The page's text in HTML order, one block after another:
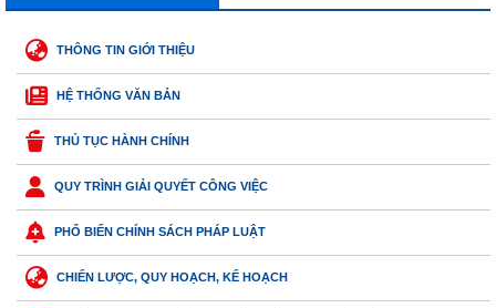
THÔNG TIN GIỚI THIỆU
HỆ THỐNG VĂN BẢN
THỦ TỤC HÀNH CHÍNH
QUY TRÌNH GIẢI QUYẾT CÔNG VIỆC
PHỔ BIẾN CHÍNH SÁCH PHÁP LUẬT
CHIẾN LƯỢC, QUY HOẠCH, KẾ HOẠCH